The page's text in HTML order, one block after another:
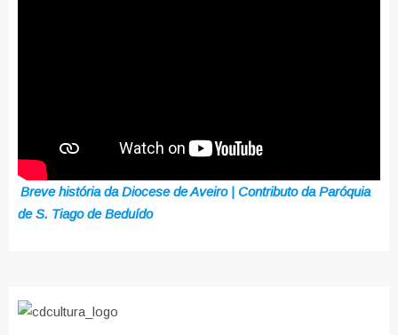
Breve história da Diocese de Aveiro | Contributo da Paróquia
de S. Tiago de Beduído